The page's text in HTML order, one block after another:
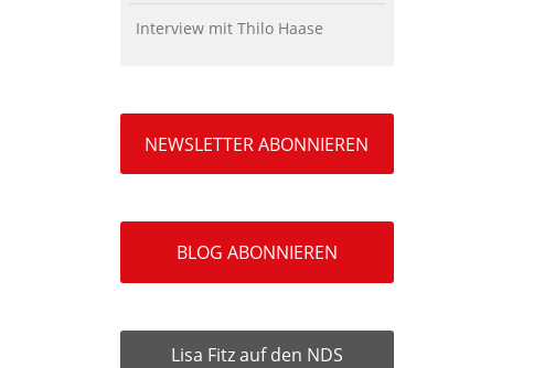
Interview mit Thilo Haase
NEWSLETTER ABONNIEREN
BLOG ABONNIEREN
Lisa Fitz auf den NDS